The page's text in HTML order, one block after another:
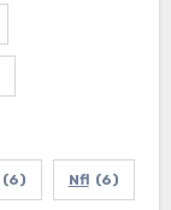
(6) Nfl (6)